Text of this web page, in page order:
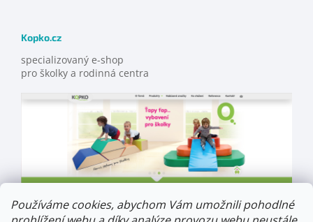
Používáme cookies, abychom Vám umožnili pohodlné
Kopko.cz
specializovaný e-shop
pro školky a rodinná centra